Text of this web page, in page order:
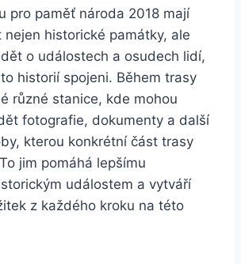
pro paměť národa 2018 mají
historické památky, ale
o událostech a osudech lidí,
historií spojeni. Během trasy
různé stanice, kde mohou
fotografie, dokumenty a další
kterou konkrétní část trasy
jim pomáhá lepšímu
událostem a vytváří
z každého kroku na této